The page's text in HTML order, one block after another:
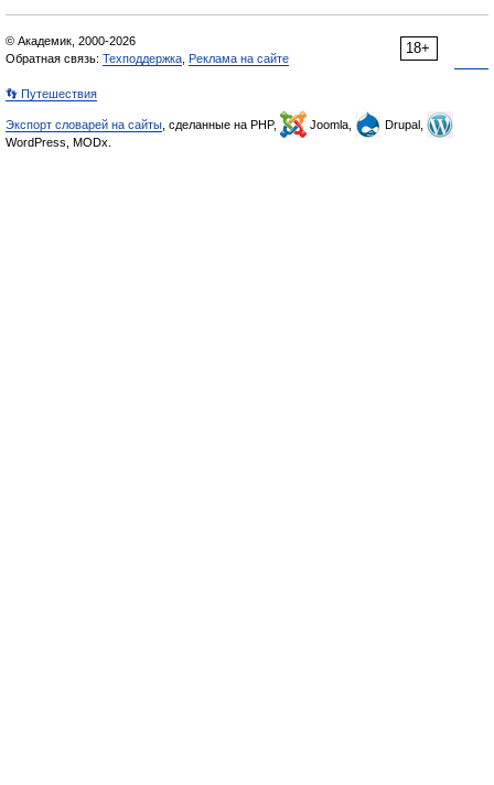
18+
© Академик, 2000-2026
Обратная связь: Техподдержка Реклама на сайте
👣 Путешествия
Экспорт словарей на сайты , сделанные на PHP, Joomla,
Drupal,
WordPress, MODx.